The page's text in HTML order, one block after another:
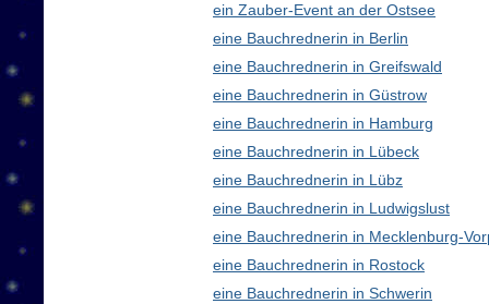
ein Zauber-Event an der Ostsee
eine Bauchrednerin in Berlin
eine Bauchrednerin in Greifswald
eine Bauchrednerin in Güstrow
eine Bauchrednerin in Hamburg
eine Bauchrednerin in Lübeck
eine Bauchrednerin in Lübz
eine Bauchrednerin in Ludwigslust
eine Bauchrednerin in Mecklenburg-
eine Bauchrednerin in Rostock
eine Bauchrednerin in Schwerin